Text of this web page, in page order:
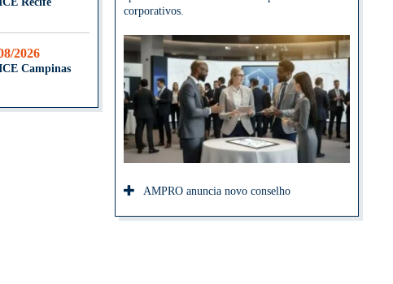
2026
Campinas
corporativos.
AMPRO anuncia novo conselho